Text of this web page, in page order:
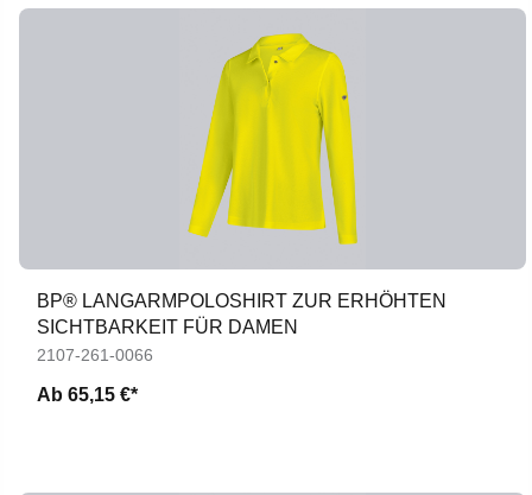
BP® LANGARMPOLOSHIRT ZUR ERHÖHTEN
SICHTBARKEIT FÜR DAMEN
2107-261-0066
Ab 65,15 €*